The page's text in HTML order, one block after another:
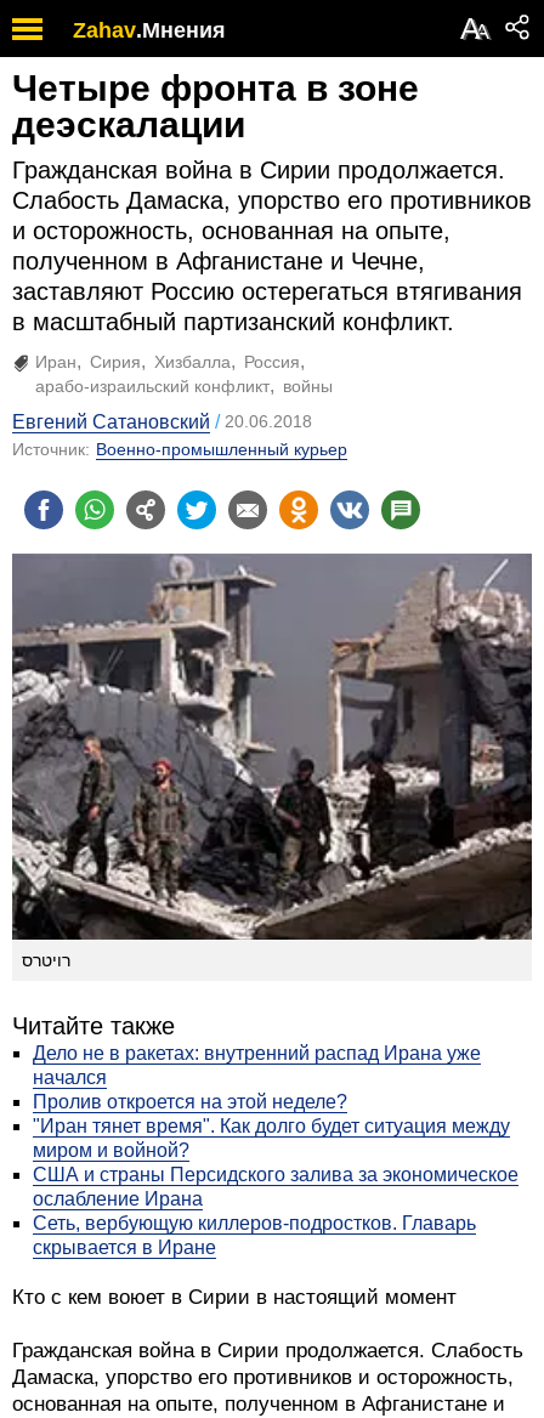
Zahav.Мнения АА
Четыре фронта в зоне
деэскалации
Гражданская война в Сирии продолжается.
Слабость Дамаска, упорство его противников
и осторожность, основанная на опыте,
полученном в Афганистане и Чечне,
заставляют Россию остерегаться втягивания
в масштабный партизанский конфликт.
Иран Сирия Хизбалла
Россия
арабо-израильский конфликт
войны
Евгений Сатановский
20.06.2018
Источник: Военно-промышленный курьер
רויטרס
Читайте также
Дело не в ракетах: внутренний распад Ирана уже
начался
Пролив откроется на этой неделе?
"Иран тянет время". Как долго будет ситуация между
миром и войной?
США и страны Персидского залива за экономическое
ослабление Ирана
Сеть, вербующую киллеров-подростков. Главарь
скрывается в Иране
Кто с кем воюет в Сирии в настоящий момент
Гражданская война в Сирии продолжается. Слабость
Дамаска, упорство его противников и осторожность,
основанная на опыте, полученном в Афганистане и